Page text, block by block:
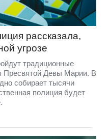
рассказала,
угрозе
традиционные
Пресвятой Девы Марии. В
собирает тысячи
полиция будет